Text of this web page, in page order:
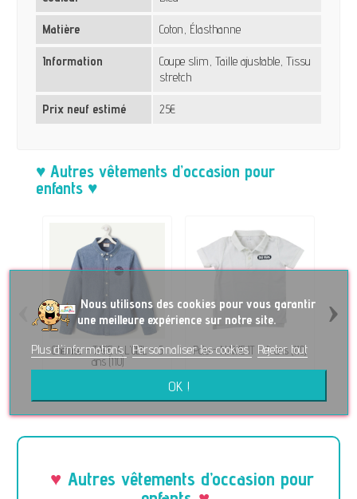
Matière Coton, Élasthanne
Information
Coupe slim, Taille ajustable, Tissu
stretch
Prix neuf estimé 25€
♥ Autres vêtements d’occasion pour
enfants ♥
Chemise - TAPE A L'OEIL - 5
ans (110)
Polo - NAME IT - 5 ans (110)
›
Autres vêtements d’occasion pour
Nous utilisons des cookies pour vous garantir
une meilleure expérience sur notre site.
Plus d'informations Personnaliser les cookies Rejeter tout
OK !